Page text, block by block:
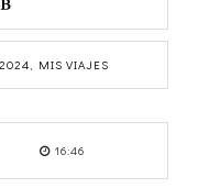
MIS VIAJES
16:46